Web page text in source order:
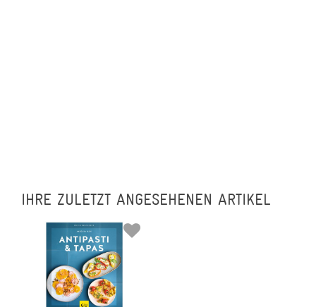
IHRE ZULETZT ANGESEHENEN ARTIKEL